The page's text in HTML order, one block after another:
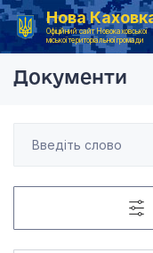
Нова
Офіційний сайт Новокаховської
міської територіальної громади
Головна
Документи